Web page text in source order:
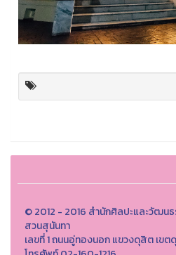
© 2012 - 2016 สำนักศิลปะและวัฒน
สวนสุนันทา
เลขที่ 1 ถนนอู่ทองนอก แขวงดุสิต เข